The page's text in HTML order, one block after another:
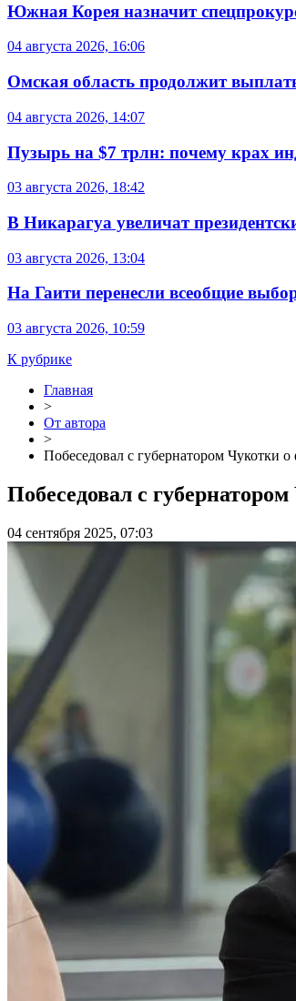
Южная Корея назначит
04 августа 2026, 16:06
Омская область продолжит
04 августа 2026, 14:07
Пузырь на $7 трлн: почему крах
03 августа 2026, 18:42
В Никарагуа увеличат
03 августа 2026, 13:04
На Гаити перенесли всеобщие
03 августа 2026, 10:59
К рубрике
Главная
>
От автора
>
Побеседовал с губернатором Чукотки
Побеседовал с
04 сентября 2025, 07:03